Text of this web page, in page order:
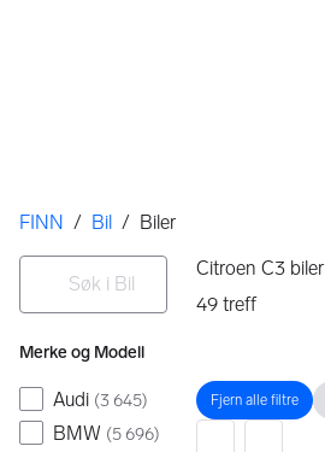
Her er du
FINN / Bil / Biler
Filtre
Søk i Bil
Merke og Modell
Audi (3 645)
BMW (5 696)
Citroen C3 biler
49treff
Fjern alle filtre
Fjern alle filtre